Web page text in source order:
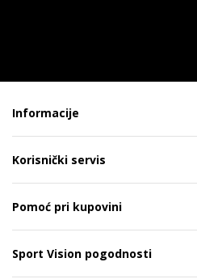
Informacije
Korisnički servis
Pomoć pri kupovini
Sport Vision pogodnosti